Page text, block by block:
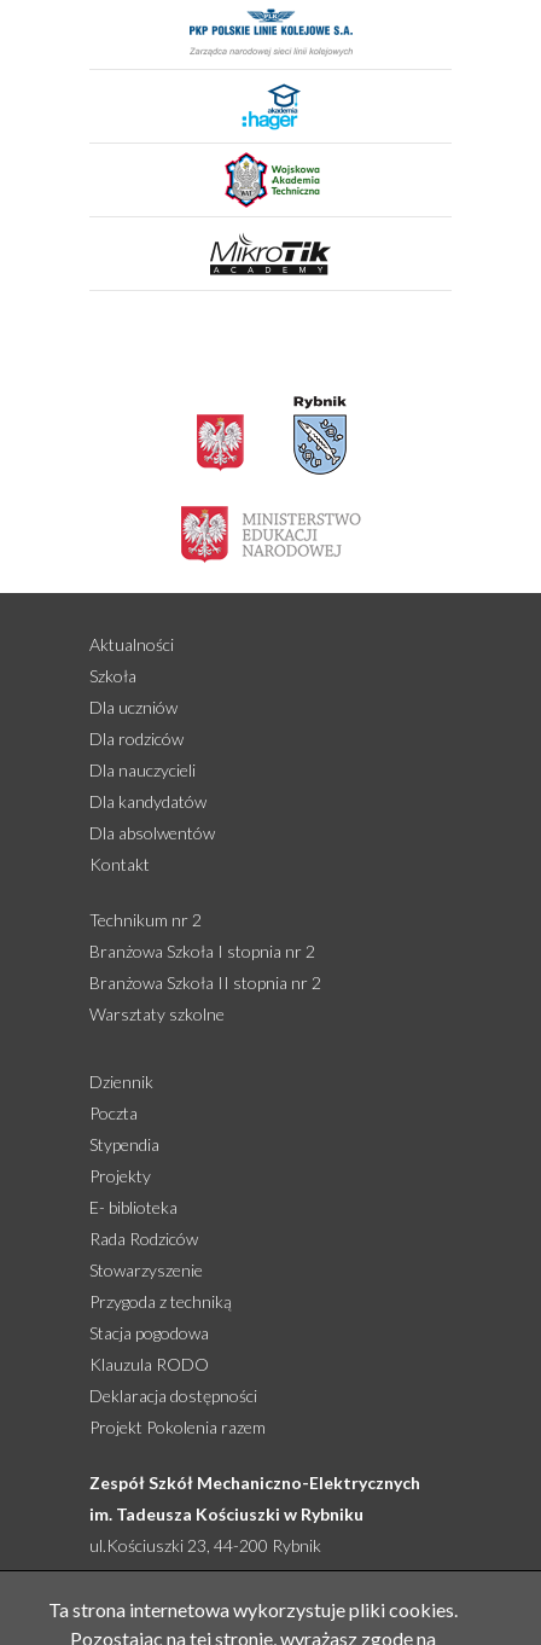
Aktualności
Szkoła
Dla uczniów
Dla rodziców
Dla nauczycieli
Dla kandydatów
Dla absolwentów
Kontakt
Technikum nr 2
Branżowa Szkoła I stopnia nr 2
Branżowa Szkoła II stopnia nr 2
Warsztaty szkolne
Dziennik
Poczta
Stypendia
Projekty
E- biblioteka
Rada Rodziców
Stowarzyszenie
Przygoda z techniką
Stacja pogodowa
Klauzula RODO
Deklaracja dostępności
Projekt Pokolenia razem
Zespół Szkół Mechaniczno-Elektrycznych
im. Tadeusza Kościuszki w Rybniku
ul.Kościuszki 23, 44-200 Rybnik
tel: 32 422 27 76, 32 422 92 66, 505 761 524
email:sekretariat@zsme.pl
Ta strona internetowa wykorzystuje pliki cookies.
Pozostając na tej stronie, wyrażasz zgodę na